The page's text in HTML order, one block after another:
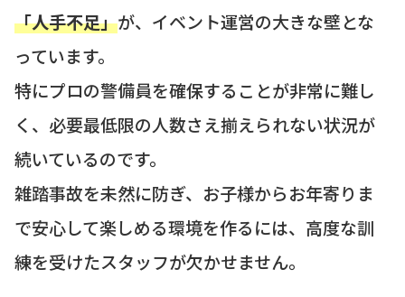
「人手不足」が、イベント運営の大きな壁とな
っています。
特にプロの警備員を確保することが非常に難し
く、必要最低限の人数さえ揃えられない状況が
続いているのです。
雑踏事故を未然に防ぎ、お子様からお年寄りま
で安心して楽しめる環境を作るには、高度な訓
練を受けたスタッフが欠かせません。